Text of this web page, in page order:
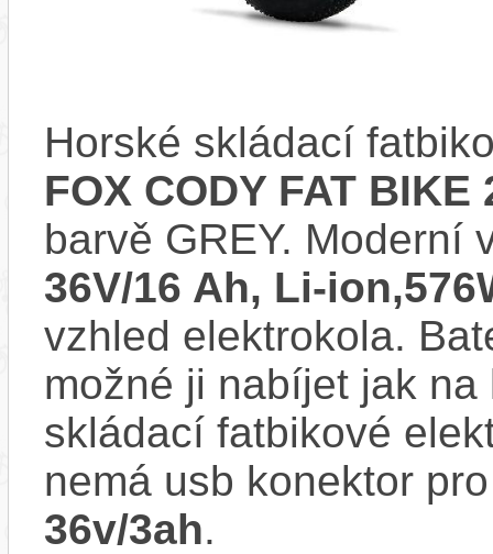
Horské skládací
FOX CODY FAT BIKE
barvě GREY. Moderní
36V/16 Ah, Li-
vzhled elektrokola.
možné ji nabíjet jak
skládací fatbikové
nemá usb konektor
36v/3ah.